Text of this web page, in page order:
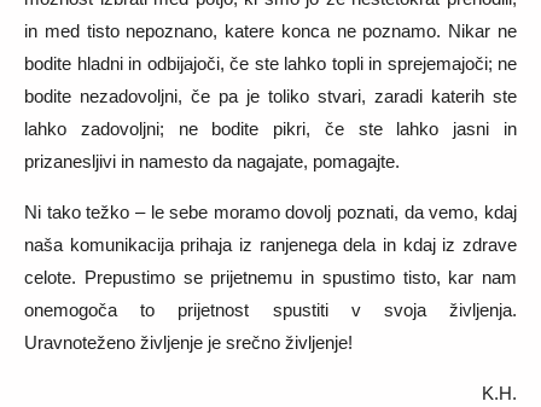
in med tisto nepoznano, katere konca ne poznamo. Nikar ne
bodite hladni in odbijajoči, če ste lahko topli in sprejemajoči; ne
bodite nezadovoljni, če pa je toliko stvari, zaradi katerih ste
lahko zadovoljni; ne bodite pikri, če ste lahko jasni in
prizanesljivi in namesto da nagajate, pomagajte.
Ni tako težko – le sebe moramo dovolj poznati, da vemo, kdaj
naša komunikacija prihaja iz ranjenega dela in kdaj iz zdrave
celote. Prepustimo se prijetnemu in spustimo tisto, kar nam
onemogoča to prijetnost spustiti v svoja življenja.
Uravnoteženo življenje je srečno življenje!
K.H.